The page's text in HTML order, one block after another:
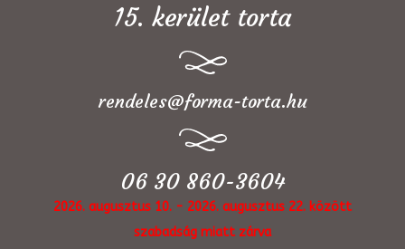
15. kerület torta
rendeles@forma-torta.hu
06 30 860-3604
2026. augusztus 10. - 2026. augusztus 22. között
szabadság miatt zárva